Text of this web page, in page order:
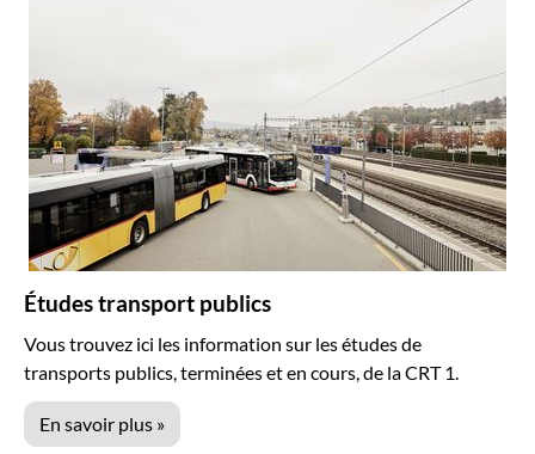
Études transport publics
Vous trouvez ici les information sur les études de
transports publics, terminées et en cours, de la CRT 1.
En savoir plus »